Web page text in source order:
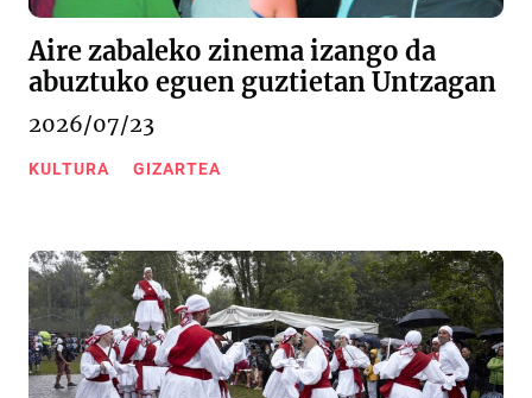
Aire zabaleko zinema izango da
abuztuko eguen guztietan Untzagan
2026/07/23
KULTURA GIZARTEA